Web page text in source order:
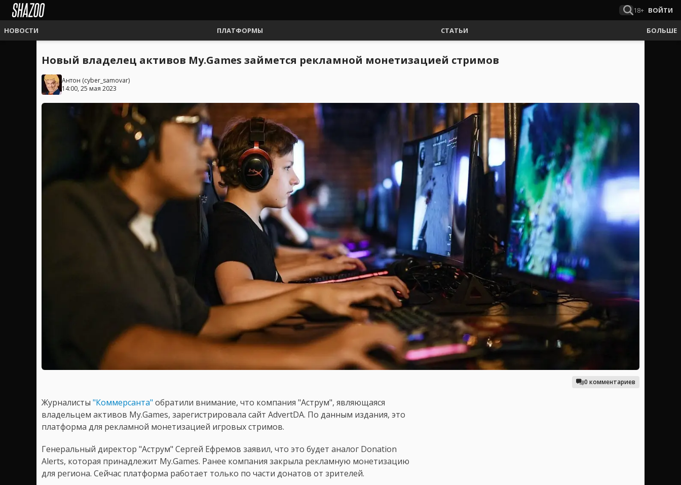
18+ ВОЙТИ
НОВОСТИ ПЛАТФОРМЫ СТАТЬИ БОЛЬШЕ
Новый владелец активов My.Games займется рекламной монетизацией стримов
Антон (cyber_samovar)
14:00, 25 мая 2023
0 комментариев
Журналисты "Коммерсанта" обратили внимание, что компания "Аструм", являющаяся
владельцем активов My.Games, зарегистрировала сайт AdvertDA. По данным издания, это
платформа для рекламной монетизацией игровых стримов.
Генеральный директор "Аструм" Сергей Ефремов заявил, что это будет аналог Donation
Alerts, которая принадлежит My.Games. Ранее компания закрыла рекламную монетизацию
для региона. Сейчас платформа работает только по части донатов от зрителей.